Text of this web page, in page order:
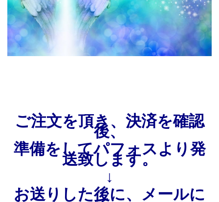
ご注文を頂き、決済を確認
後、
準備をしてパフォスより発
送致します。
↓
お送りした後に、メールに